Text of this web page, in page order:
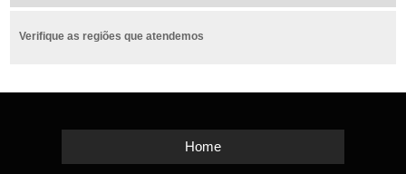
Verifique as regiões que atendemos
Home